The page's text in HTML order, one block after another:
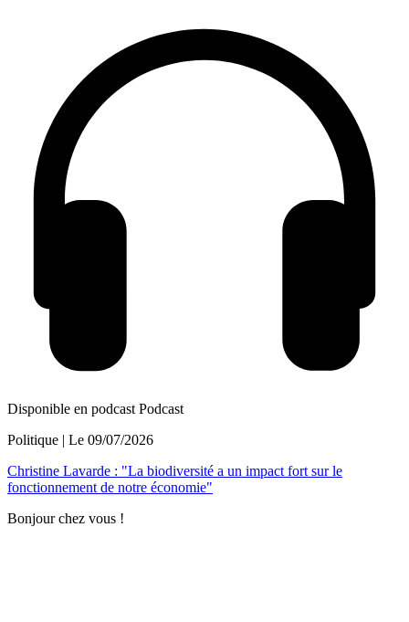
Disponible en podcast Podcast
Politique | Le 09/07/2026
Christine Lavarde : "La biodiversité a un impact fort sur le
fonctionnement de notre économie"
Bonjour chez vous !